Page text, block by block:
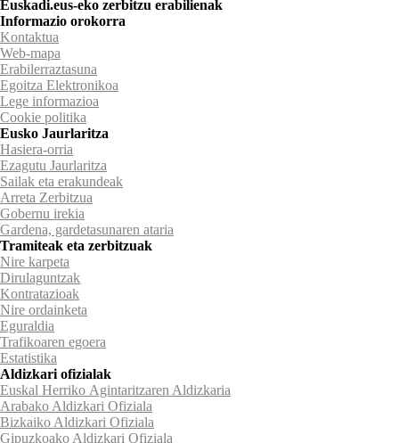
Euskadi.eus-eko zerbitzu erabilienak
Informazio orokorra
Kontaktua
Web-mapa
Erabilerraztasuna
Egoitza Elektronikoa
Lege informazioa
Cookie politika
Eusko Jaurlaritza
Hasiera-orria
Ezagutu Jaurlaritza
Sailak eta erakundeak
Arreta Zerbitzua
Gobernu irekia
Gardena, gardetasunaren ataria
Tramiteak eta zerbitzuak
Nire karpeta
Dirulaguntzak
Kontratazioak
Nire ordainketa
Eguraldia
Trafikoaren egoera
Estatistika
Aldizkari ofizialak
Euskal Herriko Agintaritzaren Aldizkaria
Arabako Aldizkari Ofiziala
Bizkaiko Aldizkari Ofiziala
Gipuzkoako Aldizkari Ofiziala